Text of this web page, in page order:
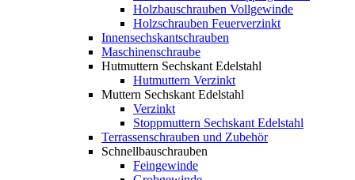
Holzbauschrauben Vollgewinde
Holzschrauben Feuerverzinkt
Innensechskantschrauben
Maschinenschraube
Hutmuttern Sechskant Edelstahl
Hutmuttern Verzinkt
Muttern Sechskant Edelstahl
Verzinkt
Stoppmuttern Sechskant Edelstahl
Terrassenschrauben und Zubehör
Schnellbauschrauben
Feingewinde